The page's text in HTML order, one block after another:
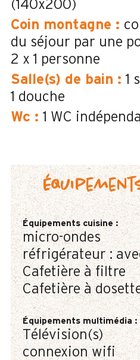
(140x200)
Coin montagne :
du séjour par une
2 x 1 personne
Salle(s) de bain : 1
1 douche
Wc : 1 WC
Équipements cuisine:
micro-ondes
réfrigérateur :
Cafetière à filtre
Cafetière à
Équipements multimédia:
Télévision(s)
connexion wifi